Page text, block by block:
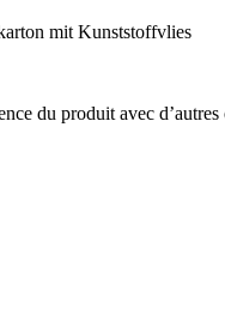
mit Kunststoffvlies
du produit avec d’autres